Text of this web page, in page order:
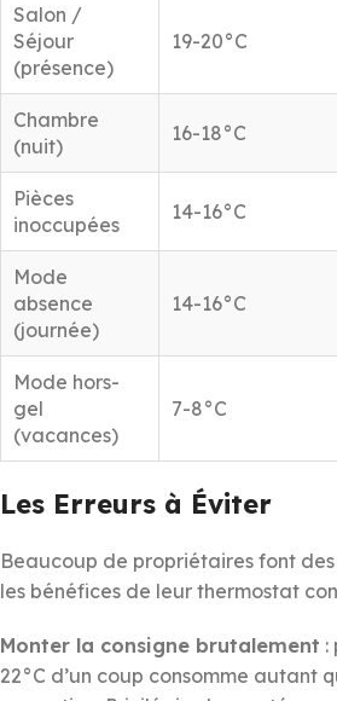
Salon /
Séjour
(présence)
19-20°C
Chambre
(nuit)
16-18°C
Pièces
inoccupées
14-16°C
Mode
absence
(journée)
14-16°C
Mode hors-
gel
(vacances)
7-8°C
Les Erreurs à Éviter
Beaucoup de propriétaires font
les bénéfices de leur thermostat
Monter la consigne brutalement :
22°C d’un coup consomme autant